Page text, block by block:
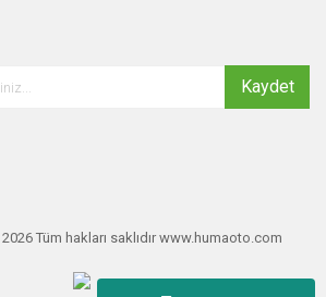
Kaydet
Tüm hakları saklıdır www.humaoto.com